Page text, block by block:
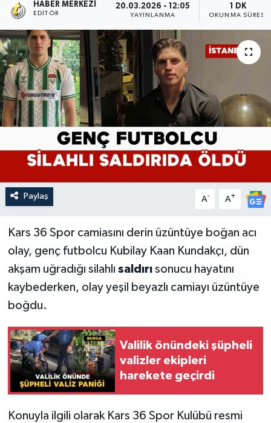
HABER MERKEZI
EDITÖR
20.03.2026 - 12:05
YAYINLANMA
1 DK
OKUNMA SÜRESI
Paylaş A- A+
Kars 36 Spor camiasını derin üzüntüye boğan acı
olay, genç futbolcu Kubilay Kaan Kundakçı, dün
akşam uğradığı silahlı saldırı sonucu hayatını
kaybederken, olay yeşil beyazlı camiayı üzüntüye
boğdu.
Valilik önündeki şüpheli
valizler ekipleri
harekete geçirdi
Konuyla ilgili olarak Kars 36 Spor Kulübü resmi